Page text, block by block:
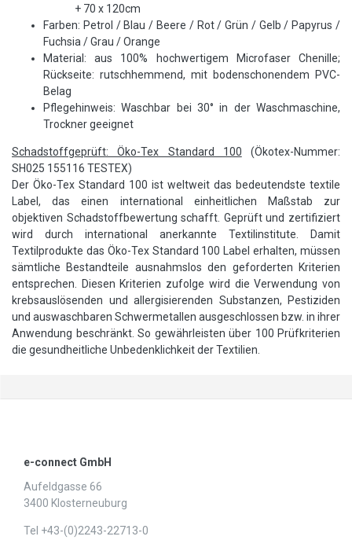
+ 70 x 120cm
Farben: Petrol / Blau / Beere / Rot / Grün / Gelb / Papyrus /
Fuchsia / Grau / Orange
Material: aus 100% hochwertigem Microfaser Chenille;
Rückseite: rutschhemmend, mit bodenschonendem PVC-
Belag
Pflegehinweis: Waschbar bei 30° in der Waschmaschine,
Trockner geeignet
Schadstoffgeprüft: Öko-Tex Standard 100 (Ökotex-Nummer:
SH025 155116 TESTEX)
Der Öko-Tex Standard 100 ist weltweit das bedeutendste textile
Label, das einen international einheitlichen Maßstab zur
objektiven Schadstoffbewertung schafft. Geprüft und zertifiziert
wird durch international anerkannte Textilinstitute. Damit
Textilprodukte das Öko-Tex Standard 100 Label erhalten, müssen
sämtliche Bestandteile ausnahmslos den geforderten Kriterien
entsprechen. Diesen Kriterien zufolge wird die Verwendung von
krebsauslösenden und allergisierenden Substanzen, Pestiziden
und auswaschbaren Schwermetallen ausgeschlossen bzw. in ihrer
Anwendung beschränkt. So gewährleisten über 100 Prüfkriterien
die gesundheitliche Unbedenklichkeit der Textilien.
e-connect GmbH
Aufeldgasse 66
3400 Klosterneuburg
Tel +43-(0)2243-22713-0